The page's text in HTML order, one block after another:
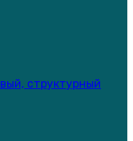
структурный